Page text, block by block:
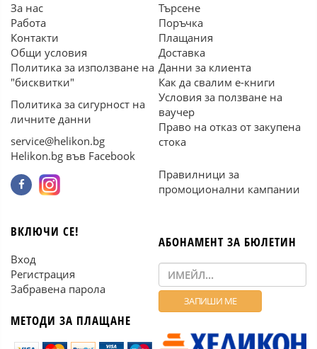
За нас
Работа
Контакти
Общи условия
Политика за използване на
"бисквитки"
Политика за сигурност на
личните данни
service@helikon.bg
Helikon.bg във Facebook
Търсене
Поръчка
Плащания
Доставка
Данни за клиента
Как да свалим е-книги
Условия за ползване на
ваучер
Право на отказ от закупена
стока
Правилници за
промоционални кампании
ВКЛЮЧИ СЕ!
Вход
Регистрация
Забравена парола
МЕТОДИ ЗА ПЛАЩАНЕ
АБОНАМЕНТ ЗА БЮЛЕТИН